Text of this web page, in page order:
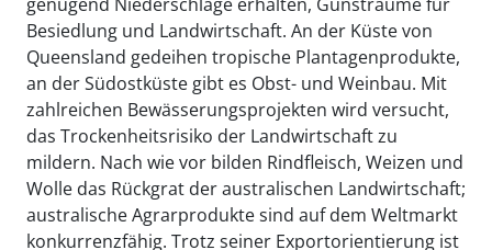
Besiedlung und Landwirtschaft. An der Küste von
Queensland gedeihen tropische Plantagenprodukte,
an der Südostküste gibt es Obst- und Weinbau. Mit
zahlreichen Bewässerungsprojekten wird versucht,
das Trockenheitsrisiko der Landwirtschaft zu
mildern. Nach wie vor bilden Rindfleisch, Weizen und
Wolle das Rückgrat der australischen Landwirtschaft;
australische Agrarprodukte sind auf dem Weltmarkt
konkurrenzfähig. Trotz seiner Exportorientierung ist